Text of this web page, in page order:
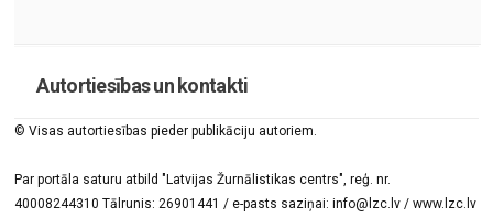
Autortiesības un kontakti
© Visas autortiesības pieder publikāciju autoriem.
Par portāla saturu atbild "Latvijas Žurnālistikas centrs", reģ. nr.
40008244310 Tālrunis: 26901441 / e-pasts saziņai: info@lzc.lv / www.lzc.lv